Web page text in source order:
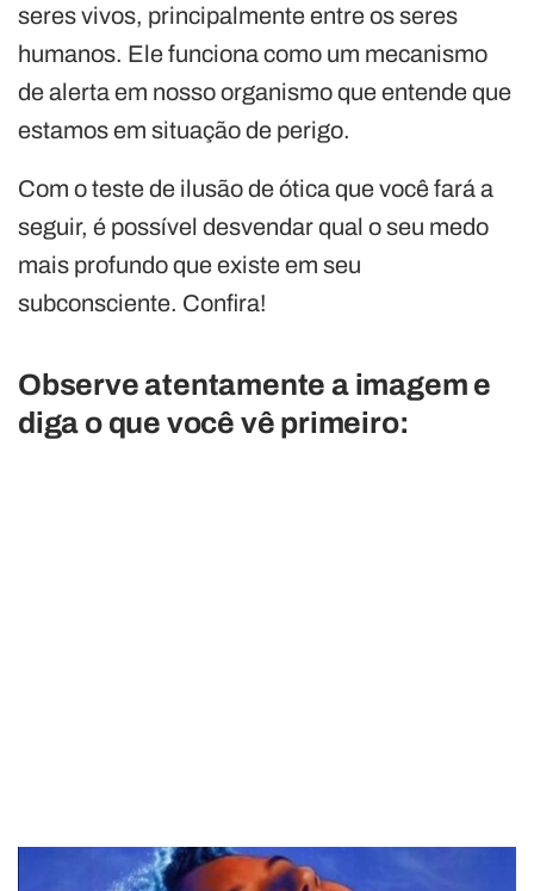
seres vivos, principalmente entre os seres
humanos. Ele funciona como um mecanismo
de alerta em nosso organismo que entende que
estamos em situação de perigo.
Com o teste de ilusão de ótica que você fará a
seguir, é possível desvendar qual o seu medo
mais profundo que existe em seu
subconsciente. Confira!
Observe atentamente a imagem e
diga o que você vê primeiro: